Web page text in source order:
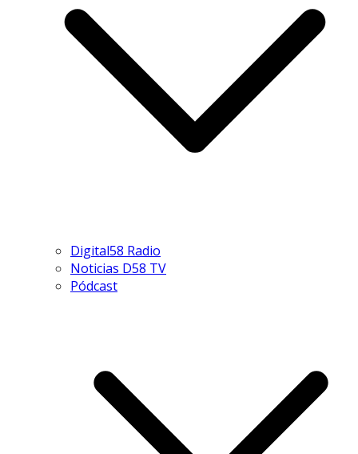
Digital58 Radio
Noticias D58 TV
Pódcast